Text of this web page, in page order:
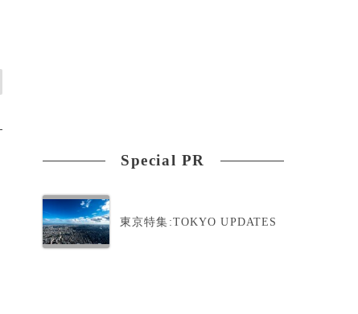
Special PR
東京特集:TOKYO UPDATES